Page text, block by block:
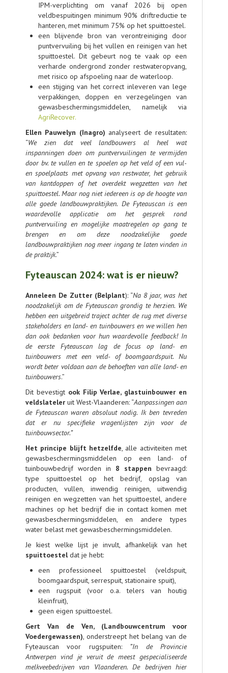
IPM-verplichting om vanaf 2026 bij open
veldbespuitingen minimum 90% driftreductie te
hanteren, met minimum 75% op het spuittoestel.
een blijvende bron van verontreiniging door
puntvervuiling bij het vullen en reinigen van het
spuittoestel. Dit gebeurt nog te vaak op een
verharde ondergrond zonder restwateropvang,
met risico op afspoeling naar de waterloop.
een stijging van het correct inleveren van lege
verpakkingen, doppen en verzegelingen van
gewasbeschermingsmiddelen, namelijk via
AgriRecover.
Ellen Pauwelyn (Inagro) analyseert de resultaten:
“We zien dat veel landbouwers al heel wat
inspanningen doen om puntvervuilingen te vermijden
door bv. te vullen en te spoelen op het veld of een vul-
en spoelplaats met opvang van restwater, het gebruik
van kantdoppen of het overdekt wegzetten van het
spuittoestel. Maar nog niet iedereen is op de hoogte van
alle goede landbouwpraktijken. De Fyteauscan is een
waardevolle applicatie om het gesprek rond
puntvervuiling en mogelijke maatregelen op gang te
brengen en om deze noodzakelijke goede
landbouwpraktijken nog meer ingang te laten vinden in
de praktijk.”
Fyteauscan 2024: wat is er nieuw?
Anneleen De Zutter (Belplant): “Na 8 jaar, was het
noodzakelijk om de Fyteauscan grondig teherzien. We
hebben een uitgebreid traject achter de rug met diverse
stakeholders en land- en tuinbouwers en we willen hen
dan ook bedanken voor hun waardevolle feedback! In
de
eerste Fyteauscan lag de focus op land- en
tuinbouwers met een veld- of boomgaardspuit. Nu
wordt beter voldaan aan de behoeften van alle land- en
tuinbouwers.”
Dit bevestigt ook Filip Verlae, glastuinbouwer en
veldslateler uit West-Vlaanderen: “Aanpassingen aan
de Fyteauscan waren absoluut nodig. Ik ben tevreden
dat er nu specifieke vragenlijsten zijn voor de
tuinbouwsector.”
Het principe blijft hetzelfde, alle activiteiten met
gewasbeschermingsmiddelen op een land- of
tuinbouwbedrijf worden in 8 stappen bevraagd:
type spuittoestel op het bedrijf, opslag van
producten, vullen, inwendig reinigen, uitwendig
reinigen en wegzetten van het spuittoestel, andere
machines op het bedrijf die in contact komen met
gewasbeschermingsmiddelen, en andere types
water belast met gewasbeschermingsmiddelen.
Je kiest welke lijst je invult, afhankelijk van het
spuittoesteldat je hebt:
een professioneel spuittoestel (veldspuit,
boomgaardspuit, serrespuit, stationaire spuit),
een rugspuit (voor o.a. telers van houtig
kleinfruit),
geen eigen spuittoestel.
Gert Van de Ven, (Landbouwcentrum voor
Voedergewassen), onderstreept het belang van de
Fyteauscan voor rugspuiten: ”In de
Provincie
Antwerpen vind je veruit de meest gespecialiseerde
melkveebedrijven van Vlaanderen. De bedrijven hier